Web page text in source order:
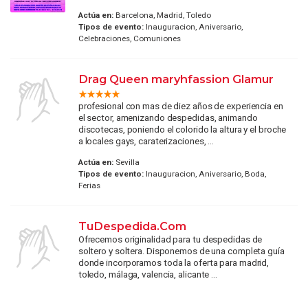
Actúa en:Barcelona, Madrid, Toledo
Tipos de evento:Inauguracion, Aniversario,
Celebraciones, Comuniones
Drag Queen maryhfassion Glamur
profesional con mas de diez años de experiencia en
el sector, amenizando despedidas, animando
discotecas, poniendo el colorido la altura y el broche
a locales gays, caraterizaciones, ...
Actúa en:Sevilla
Tipos de evento:Inauguracion, Aniversario, Boda,
Ferias
TuDespedida.Com
Ofrecemos originalidad para tu despedidas de
soltero y soltera. Disponemos de una completa guía
donde incorporamos toda la oferta para madrid,
toledo, málaga, valencia, alicante ...